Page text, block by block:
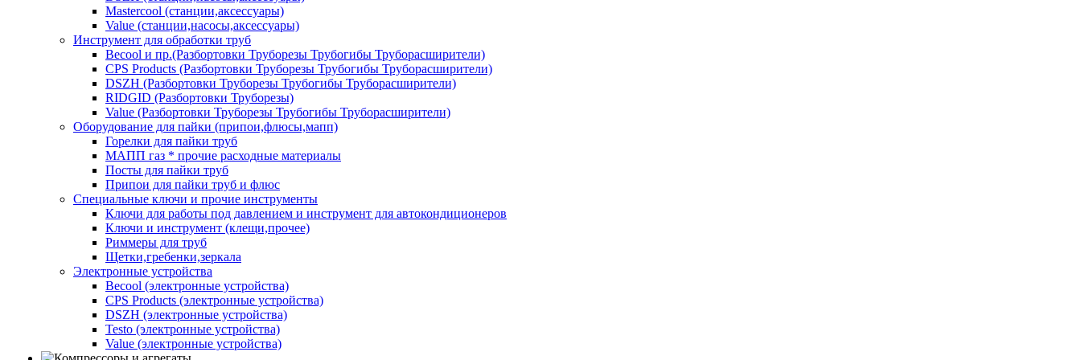
Mastercool (станции,аксессуары)
Value (станции,насосы,аксессуары)
Инструмент для обработки труб
Becool и пр.(Разбортовки Труборезы Трубогибы Труборасширители)
CPS Products (Разбортовки Труборезы Трубогибы Труборасширители)
DSZH (Разбортовки Труборезы Трубогибы Труборасширители)
RIDGID (Разбортовки Труборезы)
Value (Разбортовки Труборезы Трубогибы Труборасширители)
Оборудование для пайки (припои,флюсы,мапп)
Горелки для пайки труб
МАПП газ * прочие расходные материалы
Посты для пайки труб
Припои для пайки труб и флюс
Специальные ключи и прочие инструменты
Ключи для работы под давлением и инструмент для автокондиционеров
Ключи и инструмент (клещи,прочее)
Риммеры для труб
Щетки,гребенки,зеркала
Электронные устройства
Becool (электронные устройства)
CPS Products (электронные устройства)
DSZH (электронные устройства)
Testo (электронные устройства)
Value (электронные устройства)